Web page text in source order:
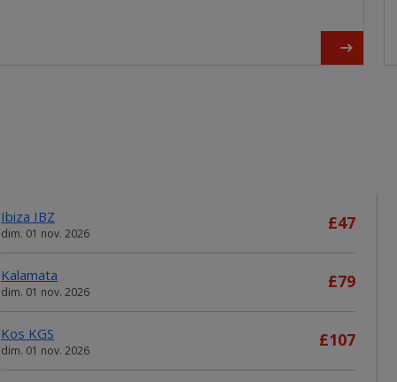
Ibiza IBZ
dim. 01 nov. 2026
£47
Kalamata
dim. 01 nov. 2026
£79
Kos KGS
dim. 01 nov. 2026
£107